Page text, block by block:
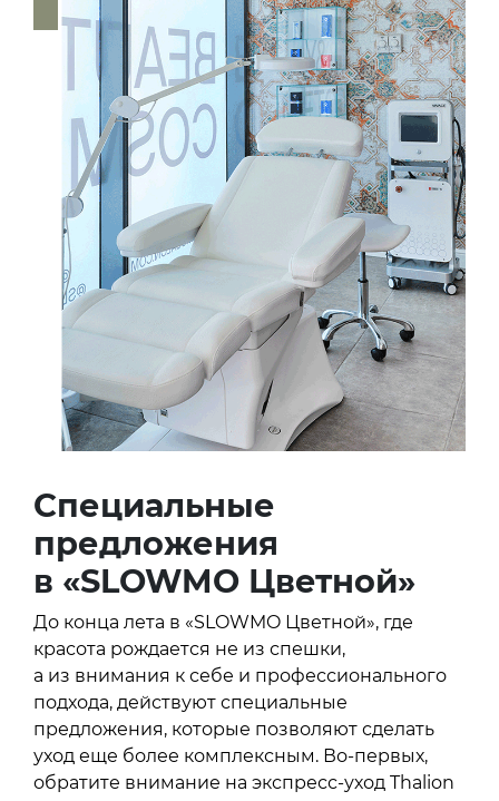
Специальные
предложения
в «SLOWMO Цветной»
До конца лета в «SLOWMO Цветной», где
красота рождается не из спешки,
а из внимания к себе и профессионального
подхода, действуют специальные
предложения, которые позволяют сделать
уход еще более комплексным. Во-первых,
обратите внимание на экспресс-уход Thalion